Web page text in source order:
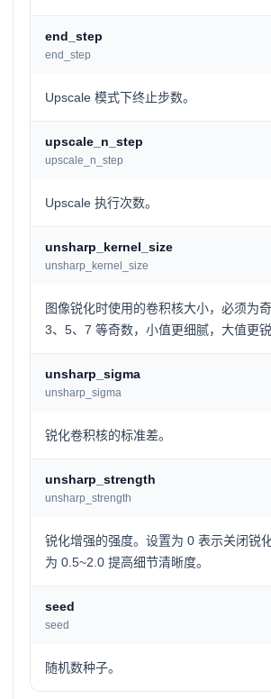
end_step
end_step
Upscale 模式下终止步数。
upscale_n_step
upscale_n_step
Upscale 执行次数。
unsharp_kernel_size
unsharp_kernel_size
图像锐化时使用的卷积核大小，必须为
3、5、7 等奇数，小值更细腻，大值更锐
unsharp_sigma
unsharp_sigma
锐化卷积核的标准差。
unsharp_strength
unsharp_strength
锐化增强的强度。设置为 0 表示关闭锐
为 0.5~2.0 提高细节清晰度。
seed
seed
随机数种子。